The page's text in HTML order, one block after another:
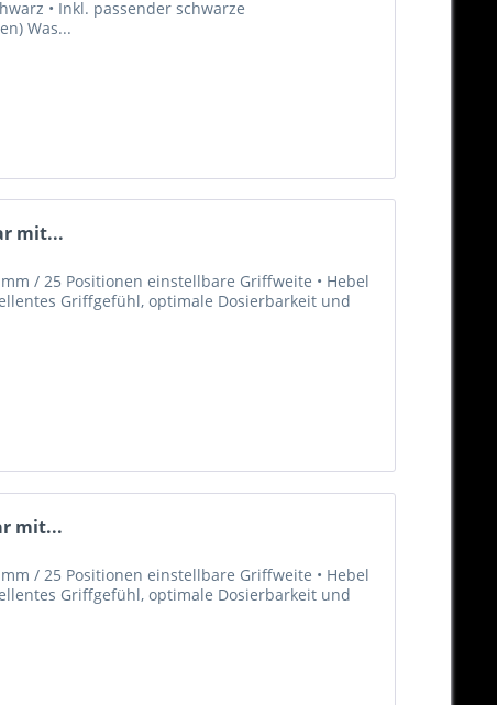
• Inkl. passender schwarze
Was...
mit...
/ 25 Positionen einstellbare Griffweite • Hebel
Griffgefühl, optimale Dosierbarkeit und
mit...
/ 25 Positionen einstellbare Griffweite • Hebel
Griffgefühl, optimale Dosierbarkeit und